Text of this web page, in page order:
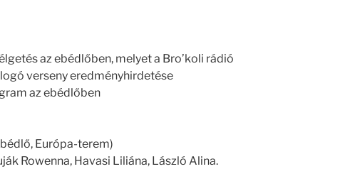
az ebédlőben, melyet a Bro’koli rádió
verseny eredményhirdetése
az ebédlőben
Európa-terem)
Rowenna, Havasi Liliána, László Alina.